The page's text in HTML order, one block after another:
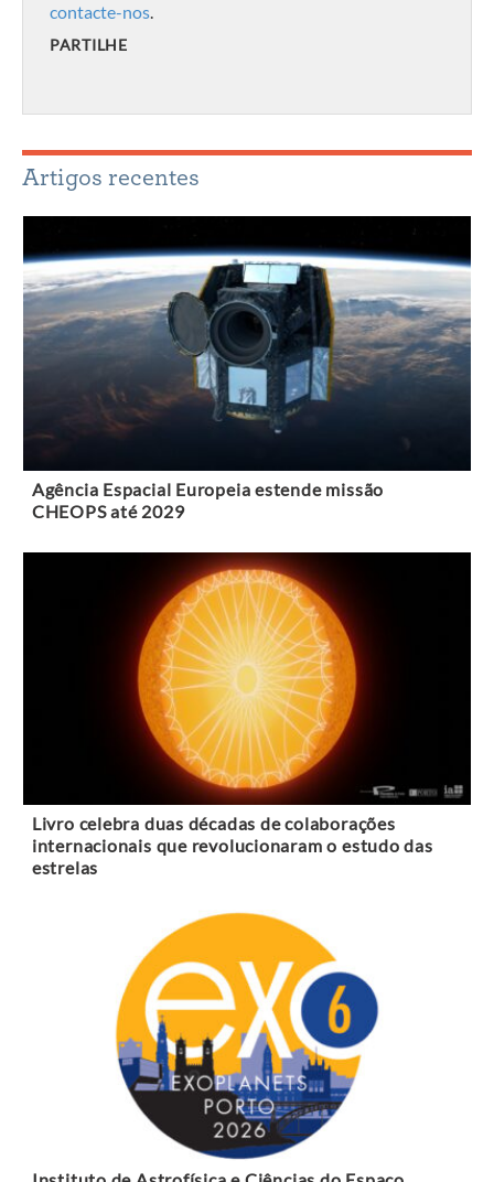
contacte-nos.
PARTILHE
Artigos recentes
Agência Espacial Europeia estende missão
CHEOPS até 2029
Livro celebra duas décadas de colaborações
internacionais que revolucionaram o estudo das
estrelas